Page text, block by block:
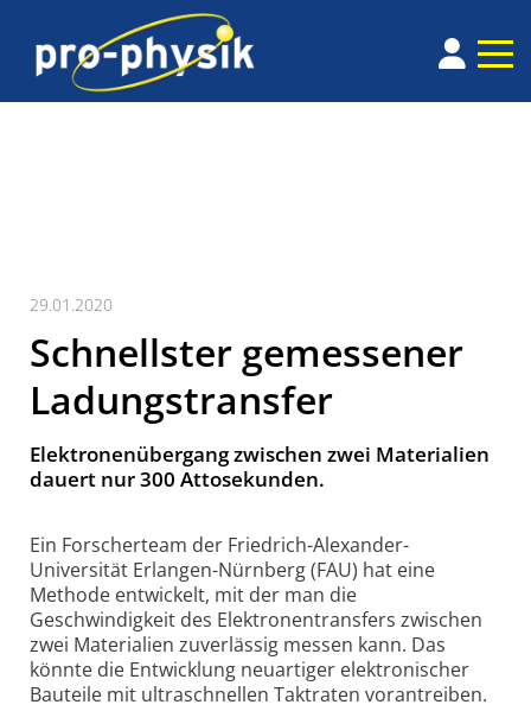
29.01.2020
Schnellster gemessener
Ladungstransfer
Elektronenübergang zwischen zwei Materialien
dauert nur 300 Attosekunden.
Ein Forscherteam der Friedrich-Alexander-
Universität Erlangen-Nürnberg (FAU) hat eine
Methode entwickelt, mit der man die
Geschwindigkeit des Elektronen­transfers zwischen
zwei Materialien zuverlässig messen kann. Das
könnte die Entwicklung neuartiger elektronischer
Bauteile mit ultraschnellen Taktraten vorantreiben.